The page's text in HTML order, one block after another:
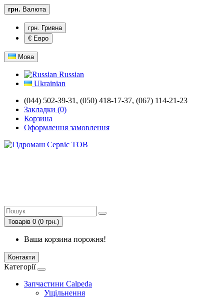
грн. Валюта
грн. Гривна
€ Евро
Мова
Russian
Ukrainian
(044) 502-39-31, (050) 418-17-37, (067) 114-21-23
Закладки (0)
Корзина
Оформлення замовлення
Товарів 0 (0 грн.)
Ваша корзина порожня!
Контакти
Категорії
Запчастини Calpeda
Ущільнення